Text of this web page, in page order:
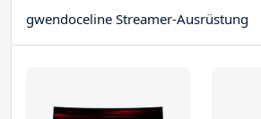
gwendoceline Streamer-Ausrüstung